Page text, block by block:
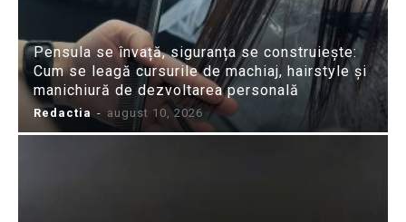
Pensula se învață, siguranța se construiește:
Cum se leagă cursurile de machiaj, hairstyle și
manichiură de dezvoltarea personală
Redactia - august 10, 2026